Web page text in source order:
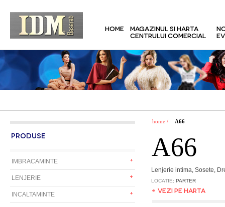
HOME
MAGAZINUL SI HARTA
CENTRULUI COMERCIAL
PRODUSE
IMBRACAMINTE
LENJERIE
INCALTAMINTE
home / A66
A66
Lenjerie intima, Sosete,
LOCATIE: PARTER
+ VEZI PE HARTA